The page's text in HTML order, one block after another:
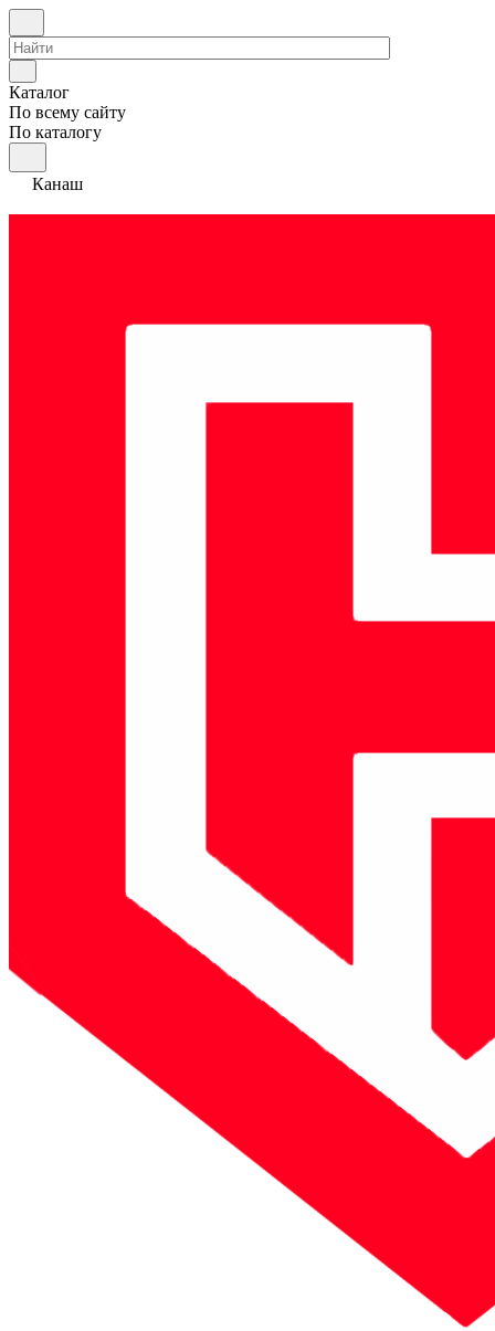
Каталог
По всему сайту
По каталогу
Канаш